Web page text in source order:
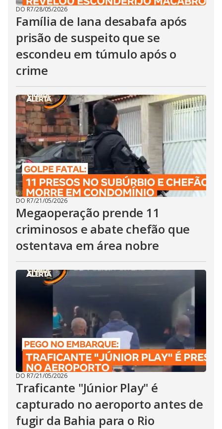
DO R7/28/05/2026
Família de Iana desabafa após
prisão de suspeito que se
escondeu em túmulo após o
crime
DO R7/21/05/2026
Megaoperação prende 11
criminosos e abate chefão que
ostentava em área nobre
DO R7/21/05/2026
Traficante "Júnior Play" é
capturado no aeroporto antes de
fugir da Bahia para o Rio